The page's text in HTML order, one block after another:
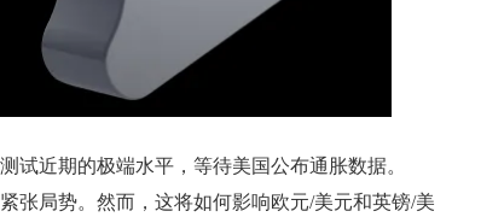
试近期的极端水平，等待美国公布通胀数据。
张局势。然而，这将如何影响欧元/美元和英镑/美